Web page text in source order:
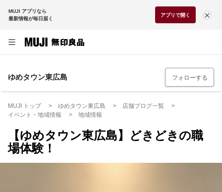
MUJI アプリなら
最新情報が毎日届く
アプリで開く
ゆめタウン東広島 フォローする
MUJI トップ ゆめタウン東広島
店舗ブログ一覧
イベント・地域情報
地域情報
【ゆめタウン東広島】どきどきの職
場体験！